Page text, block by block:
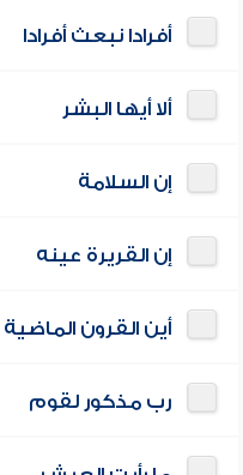
أفرادا نبعث أفرادا
ألا أيها البشر
إن السلامة
إن القريرة عينه
أين القرون الماضية
رب مذكور لقوم